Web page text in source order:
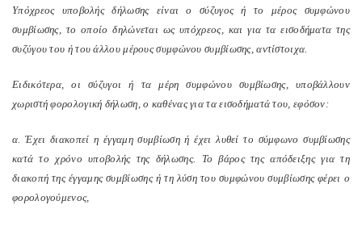
Υπόχρεος υποβολής δήλωσης είναι ο σύζυγος ή το μέρος συμφώνου
συμβίωσης, το οποίο δηλώνεται ως υπόχρεος, και για τα εισοδήματα της
συζύγου του ή του άλλου μέρους συμφώνου συμβίωσης, αντίστοιχα.
Ειδικότερα, οι σύζυγοι ή τα μέρη συμφώνου συμβίωσης, υποβάλλουν
χωριστή φορολογική δήλωση, ο καθένας για τα εισοδήματά του, εφόσον:
α. Έχει διακοπεί η έγγαμη συμβίωση ή έχει λυθεί το σύμφωνο συμβίωσης
κατά το χρόνο υποβολής της δήλωσης. Το βάρος της απόδειξης για τη
διακοπή της έγγαμης συμβίωσης ή τη λύση του συμφώνου συμβίωσης φέρει ο
φορολογούμενος,